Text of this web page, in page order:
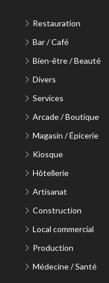
Restauration
Bar / Café
Bien-être / Beauté
Divers
Services
Arcade / Boutique
Magasin / Épicerie
Kiosque
Hôtellerie
Artisanat
Construction
Local commercial
Production
Médecine / Santé